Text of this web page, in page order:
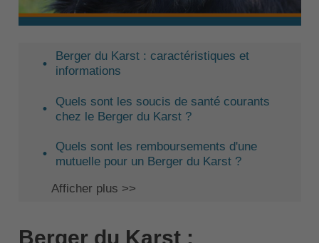
Berger du Karst : caractéristiques et
informations
Quels sont les soucis de santé courants
chez le Berger du Karst ?
Quels sont les remboursements d'une
mutuelle pour un Berger du Karst ?
Afficher plus >>
Berger du Karst :